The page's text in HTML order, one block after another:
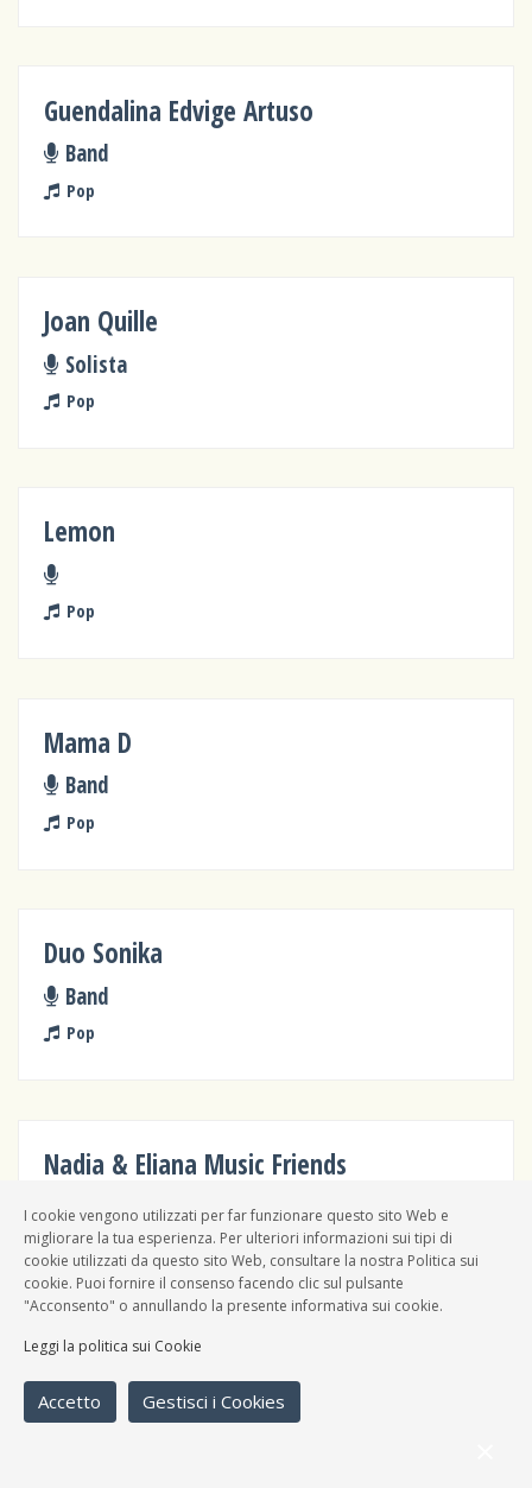
Guendalina Edvige Artuso
Band
Pop
Joan Quille
Solista
Pop
Lemon
Pop
Mama D
Band
Pop
Duo Sonika
Band
Pop
Nadia & Eliana Music Friends
Band
Pop
Peripezie
Band
I cookie vengono utilizzati per far funzionare questo sito Web e
migliorare la tua esperienza. Per ulteriori informazioni sui tipi di
cookie utilizzati da questo sito Web, consultare la nostra Politica sui
cookie. Puoi fornire il consenso facendo clic sul pulsante
"Acconsento" o annullando la presente informativa sui cookie.
Leggi la politica sui Cookie
Accetto Gestisci i Cookies